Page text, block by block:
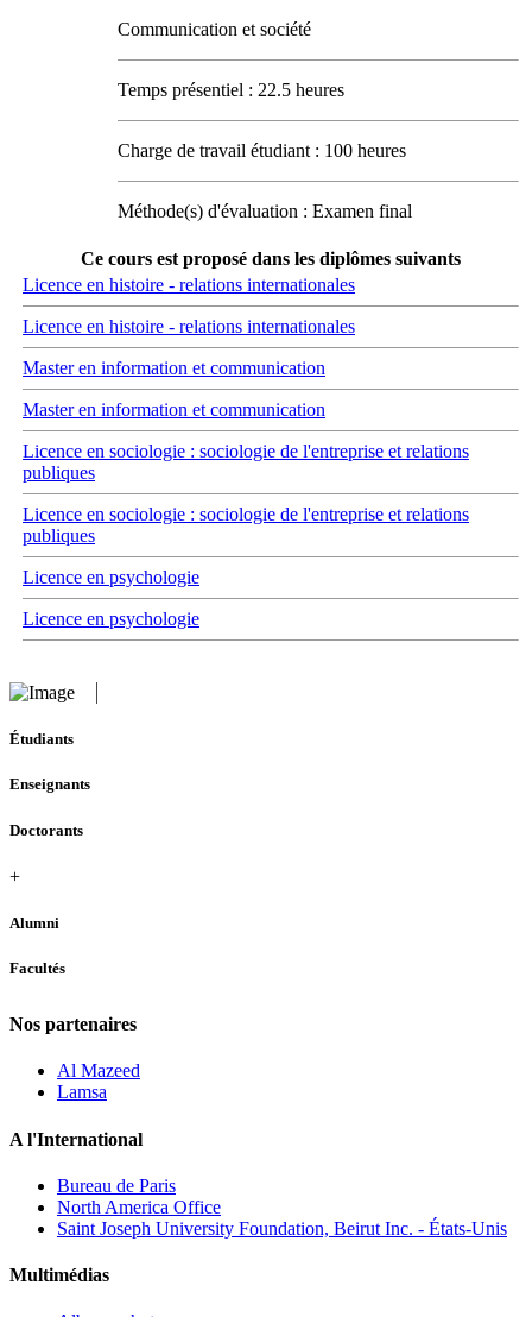
Communication et société
Temps présentiel : 22.5 heures
Charge de travail étudiant : 100 heures
Méthode(s) d'évaluation : Examen final
Ce cours est proposé dans les diplômes suivants
Licence en histoire - relations internationales
Licence en histoire - relations internationales
Master en information et communication
Master en information et communication
Licence en sociologie : sociologie de l'entreprise et relations
publiques
Licence en sociologie : sociologie de l'entreprise et relations
publiques
Licence en psychologie
Licence en psychologie
Étudiants
Enseignants
Doctorants
+
Alumni
Facultés
Nos partenaires
Al Mazeed
Lamsa
A l'International
Bureau de Paris
North America Office
Saint Joseph University Foundation, Beirut Inc. - États-Unis
Multimédias